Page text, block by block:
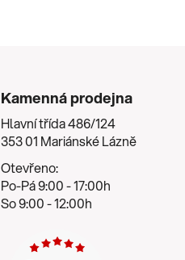
Kamenná prodejna
Hlavní třída 486/124
353 01 Mariánské Lázně
Otevřeno:
Po-Pá 9:00 - 17:00h
So 9:00 - 12:00h